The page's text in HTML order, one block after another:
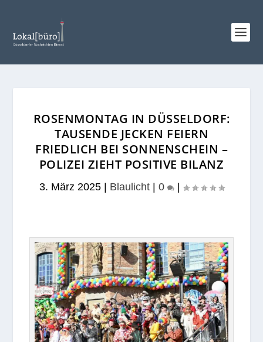
ROSENMONTAG IN DÜSSELDORF:
TAUSENDE JECKEN FEIERN
FRIEDLICH BEI SONNENSCHEIN –
POLIZEI ZIEHT POSITIVE BILANZ
3. März 2025| Blaulicht| 0 |